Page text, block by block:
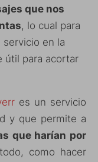
que nos
, lo cual para
servicio en la
útil para acortar
es un servicio
y que permite a
que harían por
como hacer